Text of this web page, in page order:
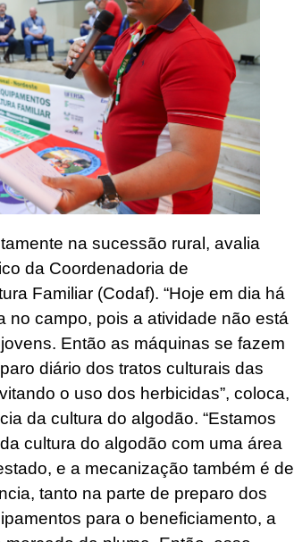
na sucessão rural, avalia
da Coordenadoria de
Familiar (Codaf). “Hoje em dia há
no campo, pois a atividade não está
Então as máquinas se fazem
diário dos tratos culturais das
o uso dos herbicidas”, coloca,
da cultura do algodão. “Estamos
cultura do algodão com uma área
e a mecanização também é de
tanto na parte de preparo dos
para o beneficiamento, a